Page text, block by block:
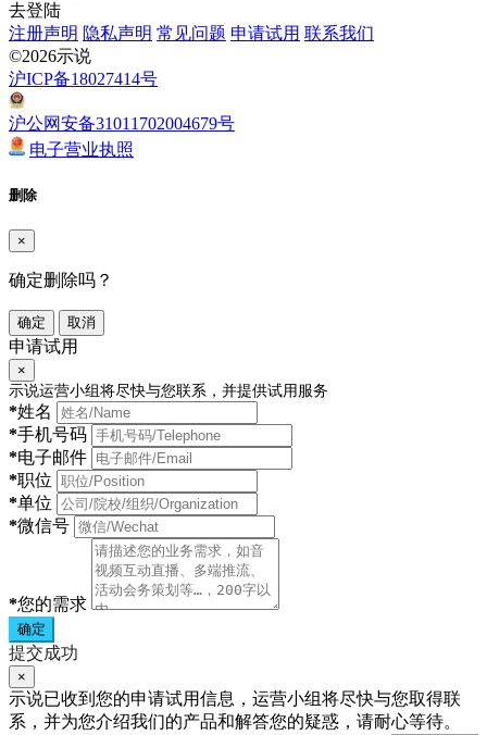
去登陆
注册声明 隐私声明 常见问题 申请试用 联系我们
©2026示说
沪ICP备18027414号
沪公网安备31011702004679号
电子营业执照
删除
×
确定删除吗？
确定 取消
申请试用
×
示说运营小组将尽快与您联系，并提供试用服务
*姓名
*手机号码
*电子邮件
*职位
*单位
*微信号
*您的需求
确定
提交成功
×
示说已收到您的申请试用信息，运营小组将尽快与您取得联
系，并为您介绍我们的产品和解答您的疑惑，请耐心等待。